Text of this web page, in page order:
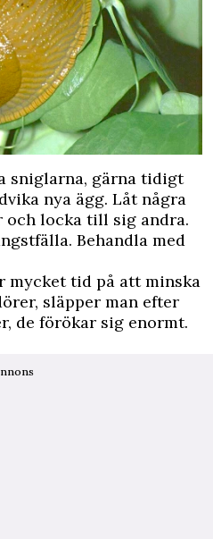
sniglarna, gärna tidigt
nya ägg. Låt några
och locka till sig andra.
Behandla med
mycket tid på att minska
släpper man efter
de förökar sig enormt.